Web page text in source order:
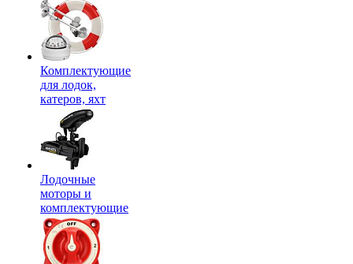
Комплектующие
для лодок,
катеров, яхт
Лодочные
моторы и
комплектующие